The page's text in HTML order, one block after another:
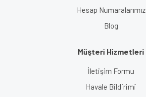
Hesap Numaralarımız
Blog
Müşteri Hizmetleri
İletişim Formu
Havale Bildirimi